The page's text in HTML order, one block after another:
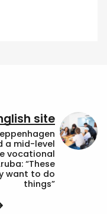
site
a mid-level
vocational
“These
want to do
things”